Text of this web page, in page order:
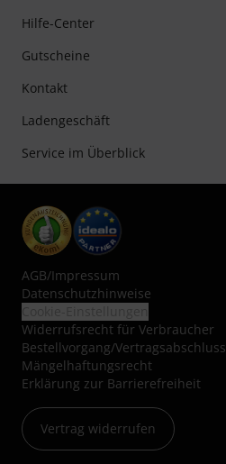
Hilfe-Center
Gutscheine
Kontakt
Ladengeschäft
Service im Überblick
AGB/Impressum
Datenschutzhinweise
Widerrufsrecht für Verbraucher
Bestellvorgang/Vertragsabschluss
Mängelhaftungsrecht
Erklärung zur Barrierefreiheit
Vertrag widerrufen